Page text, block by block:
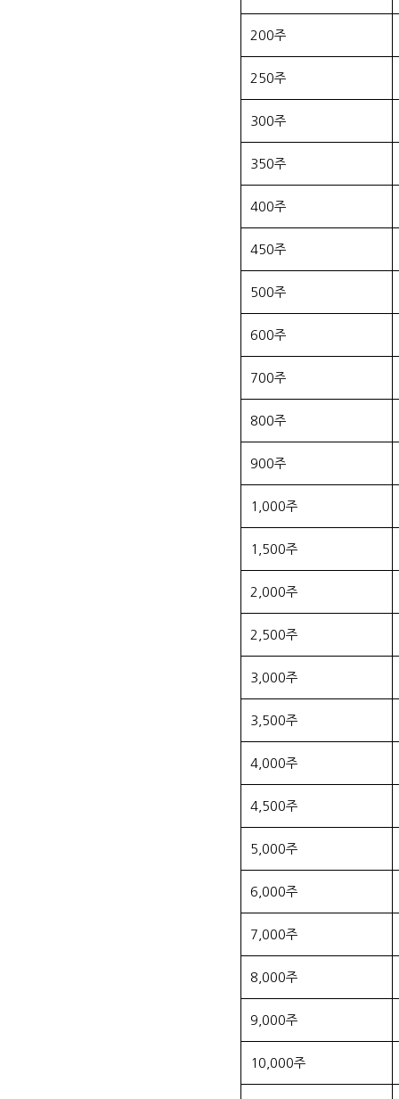
200주
250주
300주
350주
400주
450주
500주
600주
700주
800주
900주
1,000주
1,500주
2,000주
2,500주
3,000주
3,500주
4,000주
4,500주
5,000주
6,000주
7,000주
8,000주
9,000주
10,000주